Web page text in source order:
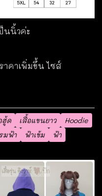
นนิ้วค่ะ
าคาเพิ่มขึ้น ไซส์
ฮู้ด เสื้อแขนยาว
Hoodie
มฟ้า ฟ้าเข้ม ฟ้า